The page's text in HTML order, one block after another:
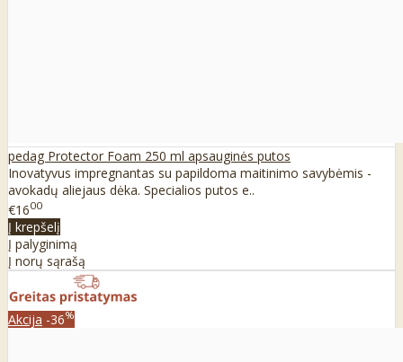
pedag Protector Foam 250 ml apsauginės putos
Inovatyvus impregnantas su papildoma maitinimo savybėmis -
avokadų aliejaus dėka. Specialios putos e..
€1600
Į krepšelį
Į palyginimą
Į norų sąrašą
Akcija -36%